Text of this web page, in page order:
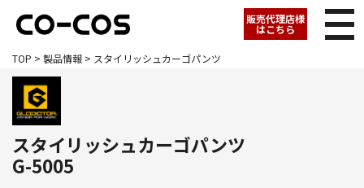
販売代理店様
はこちら
TOP > 製品情報 > スタイリッシュカーゴパンツ
スタイリッシュカーゴパンツ
G-5005